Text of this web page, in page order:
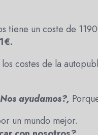
tiene un coste de
costes de la
ayudamos?,
un mundo mejor.